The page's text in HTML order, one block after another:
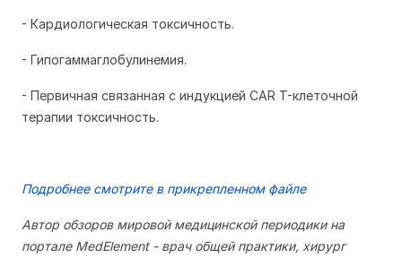
- Кардиологическая токсичность.
- Гипогаммаглобулинемия.
- Первичная связанная с индукцией CAR T-клеточной
терапии токсичность.
Подробнее смотрите в прикрепленном файле
Автор обзоров мировой медицинской периодики на
портале MedElement - врач общей практики, хирург